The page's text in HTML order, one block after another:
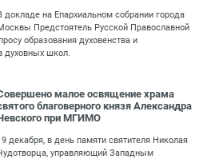
докладе на Епархиальном собрании города
Предстоятель Русской Православной
образования духовенства и
духовных школ.
малое освящение храма
благоверного князя Александра
при МГИМО
декабря, в день памяти святителя Николая
управляющий Западным